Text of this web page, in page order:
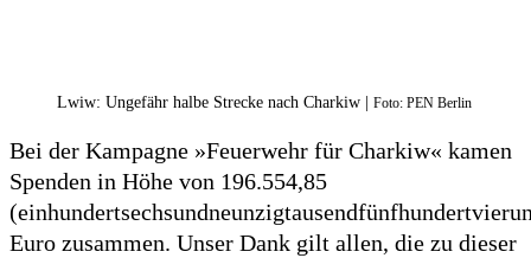
Lwiw: Ungefähr halbe Strecke nach Charkiw | Foto: PEN Berlin
Bei der Kampagne »Feuerwehr für Charkiw« kamen
Spenden in Höhe von 196.554,85
Euro zusammen. Unser Dank gilt allen, die zu dieser